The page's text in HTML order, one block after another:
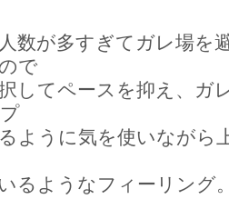
数が多すぎてガレ場を
で
してペースを抑え、ガ
ように気を使いながら
るようなフィーリング